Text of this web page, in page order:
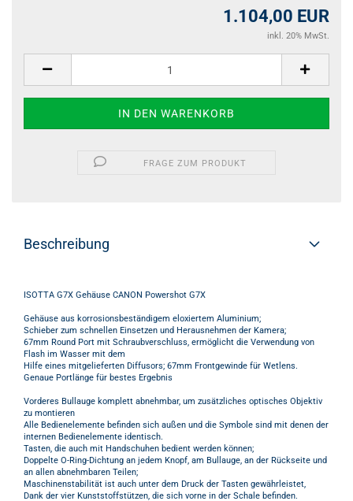
1.104,00 EUR
inkl. 20% MwSt.
FRAGE ZUM PRODUKT
Beschreibung
ISOTTA G7X Gehäuse CANON Powershot G7X
Gehäuse aus korrosionsbeständigem eloxiertem Aluminium;
Schieber zum schnellen Einsetzen und Herausnehmen der Kamera;
67mm Round Port mit Schraubverschluss, ermöglicht die Verwendung von
Flash im Wasser mit dem
Hilfe eines mitgelieferten Diffusors; 67mm Frontgewinde für Wetlens.
Genaue Portlänge für bestes Ergebnis
Vorderes Bullauge komplett abnehmbar, um zusätzliches optisches Objektiv
zu montieren
Alle Bedienelemente befinden sich außen und die Symbole sind mit denen der
internen Bedienelemente identisch.
Tasten, die auch mit Handschuhen bedient werden können;
Doppelte O-Ring-Dichtung an jedem Knopf, am Bullauge, an der Rückseite und
an allen abnehmbaren Teilen;
Maschinenstabilität ist auch unter dem Druck der Tasten gewährleistet,
Dank der vier Kunststoffstützen, die sich vorne in der Schale befinden.